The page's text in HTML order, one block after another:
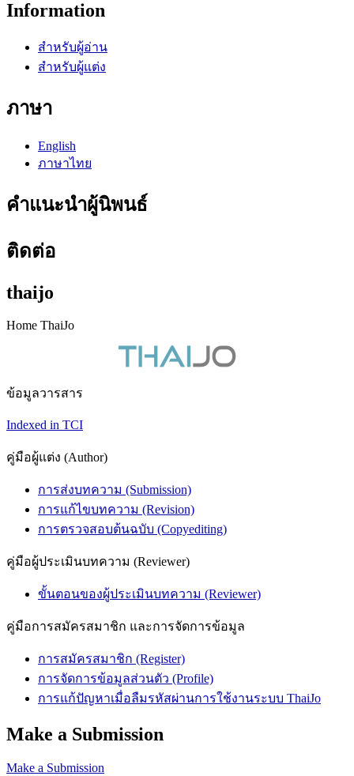
Information
สำหรับผู้อ่าน
สำหรับผู้แต่ง
ภาษา
English
ภาษาไทย
คำแนะนำผู้นิพนธ์
ติดต่อ
thaijo
Home ThaiJo
ข้อมูลวารสาร
Indexed in TCI
คู่มือผู้แต่ง (Author)
การส่งบทความ (Submission)
การแก้ไขบทความ (Revision)
การตรวจสอบต้นฉบับ (Copyediting)
คู่มือผู้ประเมินบทความ (Reviewer)
ขั้นตอนของผู้ประเมินบทความ (Reviewer)
คู่มือการสมัครสมาชิก และการจัดการข้อมูล
การสมัครสมาชิก (Register)
การจัดการข้อมูลส่วนตัว (Profile)
การแก้ปัญหาเมื่อลืมรหัสผ่านการใช้งานระบบ ThaiJo
Make a Submission
Make a Submission